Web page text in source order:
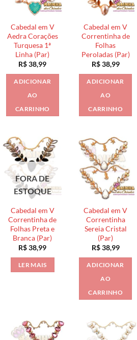
Cabedal em V
Aedra Corações
Turquesa 1ª
Linha (Par)
R$38,99
ADICIONAR
AO
CARRINHO
Cabedal em V
Correntinha de
Folhas
Peroladas (Par)
R$38,99
ADICIONAR
AO
CARRINHO
FORA DE
ESTOQUE
Cabedal em V
Correntinha de
Folhas Preta e
Branca (Par)
R$38,99
LER MAIS
Cabedal em V
Correntinha
Sereia Cristal
(Par)
R$38,99
ADICIONAR
AO
CARRINHO